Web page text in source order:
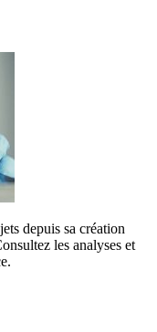
depuis sa création
les analyses et